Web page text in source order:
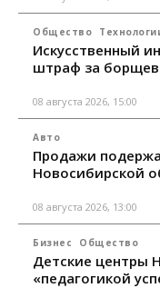
Общество
Искусственный
штраф за
08 августа 2026, 15:00
Авто
Продажи
Новосибирской
08 августа 2026, 13:00
Бизнес Общество
Детские центры
«педагогикой